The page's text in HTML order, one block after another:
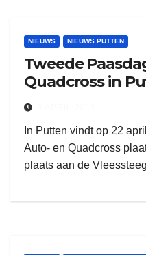
NIEUWS NIEUWS PUTTEN
Tweede
Quadcross in
In Putten vindt op 22
Auto- en Quadcross
plaats aan de